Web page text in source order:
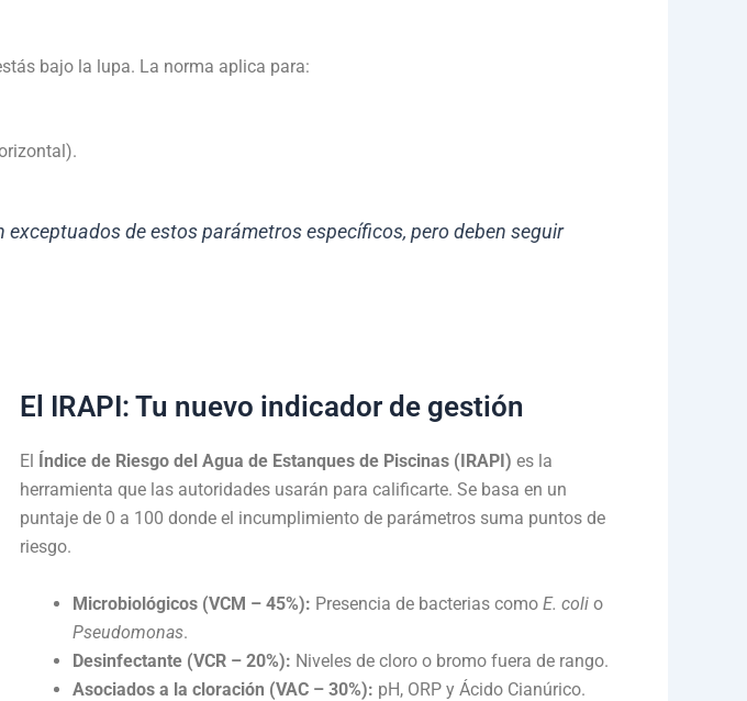
bajo la lupa. La norma aplica para:
.
de estos parámetros específicos, pero deben seguir
El IRAPI: Tu nuevo indicador de gestión
El Índice de Riesgo del Agua de Estanques de Piscinas (IRAPI) es la
herramienta que las autoridades usarán para calificarte. Se basa en un
puntaje de 0 a 100 donde el incumplimiento de parámetros suma puntos de
riesgo.
Microbiológicos (VCM – 45%): Presencia de bacterias como E. coli o
Pseudomonas.
Desinfectante (VCR – 20%): Niveles de cloro o bromo fuera de rango.
Asociados a la cloración (VAC – 30%): pH, ORP y Ácido Cianúrico.